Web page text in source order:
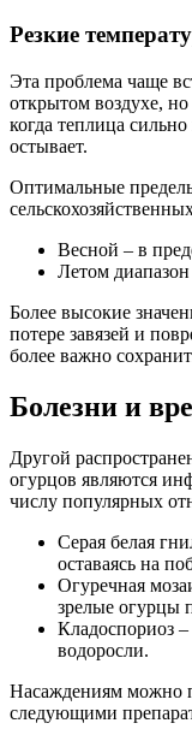
Резкие
Эта проблема чаще
открытом воздухе,
когда теплица
остывает.
Оптимальные
Весной – в
Летом диапазон
Более высокие
потере завязей и
более важно
Болезни и
Другой
огурцов являются
числу популярных
Серая белая
оставаясь на
Огуречная
зрелые огурцы
Кладоспориоз
водоросли.
Насаждениям можно
следующими